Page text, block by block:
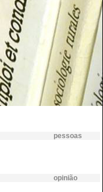
pessoas
opinião